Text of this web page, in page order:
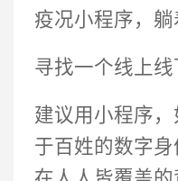
疫况小程序，躺
寻找一个线上线
建议用小程序
于百姓的数字身